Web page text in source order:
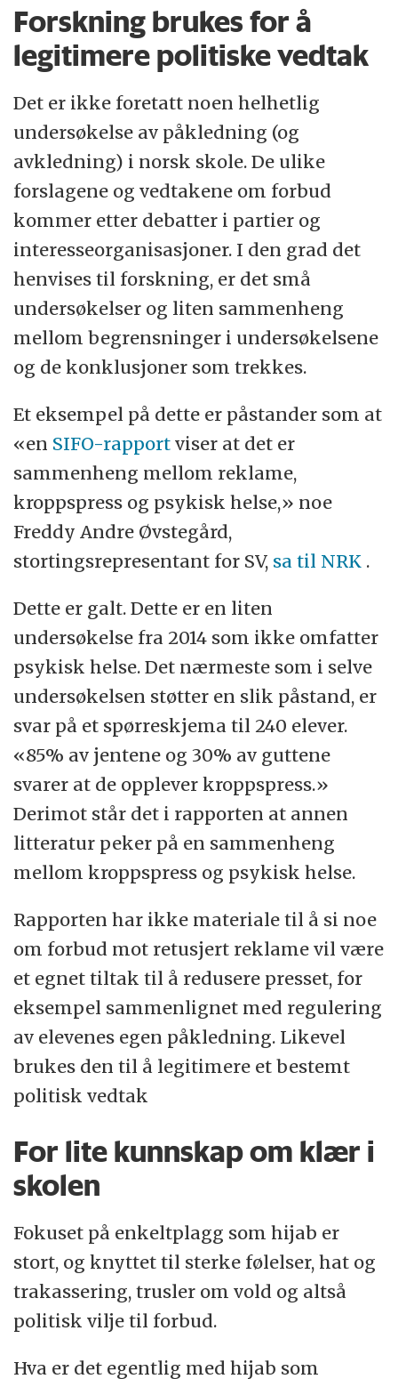
Forskning brukes for å
legitimere politiske vedtak
Det er ikke foretatt noen helhetlig
undersøkelse av påkledning (og
avkledning) i norsk skole. De ulike
forslagene og vedtakene om forbud
kommer etter debatter i partier og
interesseorganisasjoner. I den grad det
henvises til forskning, er det små
undersøkelser og liten sammenheng
mellom begrensninger i undersøkelsene
og de konklusjoner som trekkes.
Et eksempel på dette er påstander som at
«en SIFO-rapport viser at det er
sammenheng mellom reklame,
kroppspress og psykisk helse,» noe
Freddy Andre Øvstegård,
stortingsrepresentant for SV, sa til NRK .
Dette er galt. Dette er en liten
undersøkelse fra 2014 som ikke omfatter
psykisk helse. Det nærmeste som i selve
undersøkelsen støtter en slik påstand, er
svar på et spørreskjema til 240 elever.
«85% av jentene og 30% av guttene
svarer at de opplever kroppspress.»
Derimot står det i rapporten at annen
litteratur peker på en sammenheng
mellom kroppspress og psykisk helse.
Rapporten har ikke materiale til å si noe
om forbud mot retusjert reklame vil være
et egnet tiltak til å redusere presset, for
eksempel sammenlignet med regulering
av elevenes egen påkledning. Likevel
brukes den til å legitimere et bestemt
politisk vedtak
For lite kunnskap om klær i
skolen
Fokuset på enkeltplagg som hijab er
stort, og knyttet til sterke følelser, hat og
trakassering, trusler om vold og altså
politisk vilje til forbud.
Hva er det egentlig med hijab som